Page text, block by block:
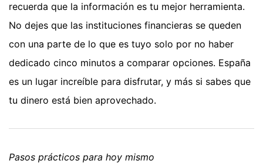
recuerda que la información es tu mejor herramienta.
No dejes que las instituciones financieras se queden
con una parte de lo que es tuyo solo por no haber
dedicado cinco minutos a comparar opciones. España
es un lugar increíble para disfrutar, y más si sabes que
tu dinero está bien aprovechado.
Pasos prácticos para hoy mismo